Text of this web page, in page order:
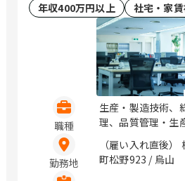
年収400万円以上
社宅・家
職種
生産・製造技術、
理、品質管理・生
勤務地
（雇い入れ直後
町松野923 / 烏山